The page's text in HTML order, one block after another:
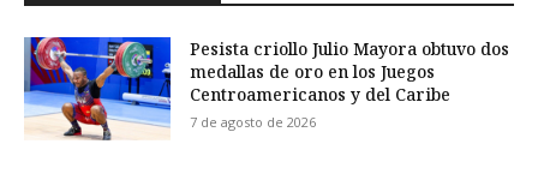
Pesista criollo Julio Mayora obtuvo dos
medallas de oro en los Juegos
Centroamericanos y del Caribe
7 de agosto de 2026